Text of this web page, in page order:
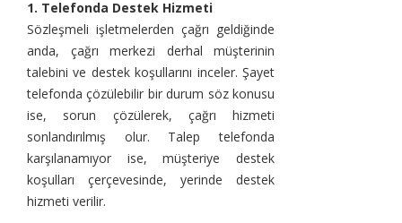
1. Telefonda Destek Hizmeti
Sözleşmeli işletmelerden çağrı geldiğinde
anda, çağrı merkezi derhal müşterinin
talebini ve destek koşullarını inceler. Şayet
telefonda çözülebilir bir durum söz konusu
ise, sorun çözülerek, çağrı hizmeti
sonlandırılmış olur. Talep telefonda
karşılanamıyor ise, müşteriye destek
koşulları çerçevesinde, yerinde destek
hizmeti verilir.